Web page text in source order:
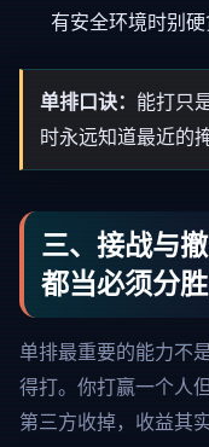
有安全环境时别硬
单排口诀： 能打只
时永远知道最近的
三、接战与
都当必须分
单排最重要的能力不
得打。你打赢一个人
第三方收掉，收益其实